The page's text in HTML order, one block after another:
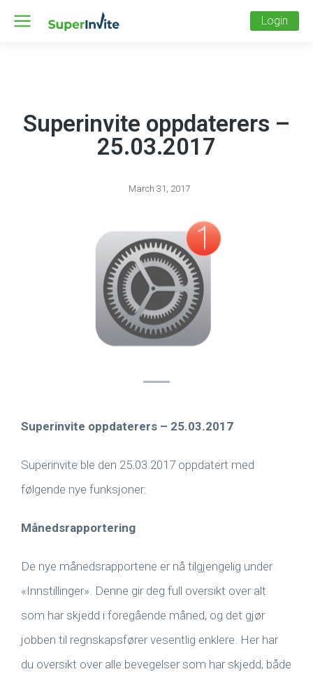
Login
Superinvite oppdaterers –
25.03.2017
March 31, 2017
Superinvite oppdaterers – 25.03.2017
Superinvite ble den 25.03.2017 oppdatert med
følgende nye funksjoner:
Månedsrapportering
De nye månedsrapportene er nå tilgjengelig under
«Innstillinger». Denne gir deg full oversikt over alt
som har skjedd i foregående måned, og det gjør
jobben til regnskapsfører vesentlig enklere. Her har
du oversikt over alle bevegelser som har skjedd, både